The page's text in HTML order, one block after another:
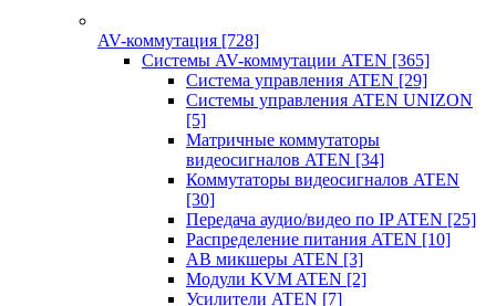
AV-коммутация [728]
Системы AV-коммутации ATEN [365]
Система управления ATEN [29]
Системы управления ATEN UNIZON
[5]
Матричные коммутаторы
видеосигналов ATEN [34]
Коммутаторы видеосигналов ATEN
[30]
Передача аудио/видео по IP ATEN [25]
Распределение питания ATEN [10]
АВ микшеры ATEN [3]
Модули KVM ATEN [2]
Усилители ATEN [7]